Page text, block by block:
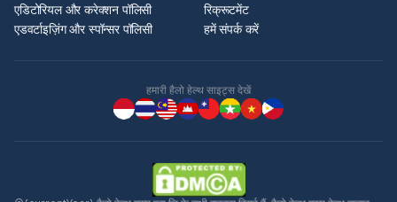
एडिटोरियल और करेक्शन पॉलिसी
एडवर्टाइज़िंग और स्पॉन्सर पॉलिसी
रिक्रूटमेंट
हमें संपर्क करें
हमारी हैलो हेल्थ साइट्स देखें